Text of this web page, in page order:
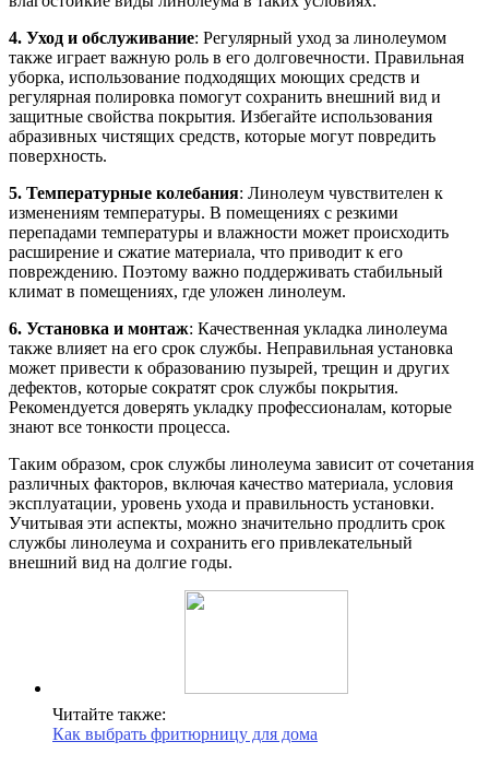
4. Уход и обслуживание: Регулярный уход за линолеумом
также играет важную роль в его долговечности. Правильная
уборка, использование подходящих моющих средств и
регулярная полировка помогут сохранить внешний вид и
защитные свойства покрытия. Избегайте использования
абразивных чистящих средств, которые могут повредить
поверхность.
5. Температурные колебания: Линолеум чувствителен к
изменениям температуры. В помещениях с резкими
перепадами температуры и влажности может происходить
расширение и сжатие материала, что приводит к его
повреждению. Поэтому важно поддерживать стабильный
климат в помещениях, где уложен линолеум.
6. Установка и монтаж: Качественная укладка линолеума
также влияет на его срок службы. Неправильная установка
может привести к образованию пузырей, трещин и других
дефектов, которые сократят срок службы покрытия.
Рекомендуется доверять укладку профессионалам, которые
знают все тонкости процесса.
Таким образом, срок службы линолеума зависит от сочетания
различных факторов, включая качество материала, условия
эксплуатации, уровень ухода и правильность установки.
Учитывая эти аспекты, можно значительно продлить срок
службы линолеума и сохранить его привлекательный
внешний вид на долгие годы.
Читайте также:
Как выбрать фритюрницу для дома